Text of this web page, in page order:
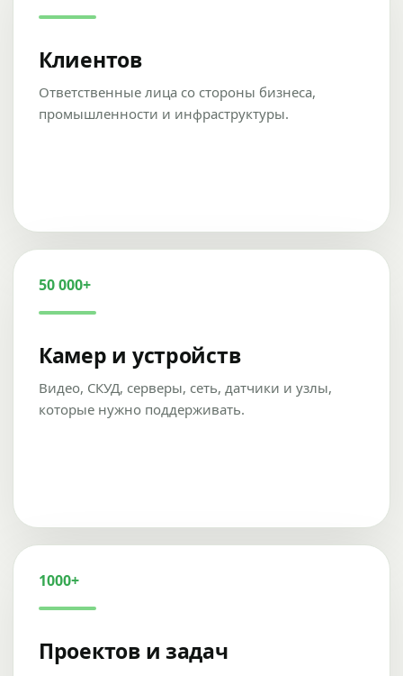
Клиентов
Ответственные лица со стороны бизнеса,
промышленности и инфраструктуры.
50 000+
Камер и устройств
Видео, СКУД, серверы, сеть, датчики и узлы,
которые нужно поддерживать.
1000+
Проектов и задач